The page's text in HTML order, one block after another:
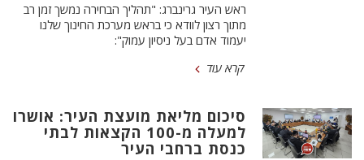
ראש העיר גרינברג: "תהליך הבחירה נמשך זמן רב
מתוך רצון לוודא כי בראש מערכת החינוך שלנו
יעמוד אדם בעל ניסיון עמוק":
קרא עוד
סיכום מליאת מועצת העיר: אושרו
למעלה מ-100 הקצאות לבתי
כנסת ברחבי העיר